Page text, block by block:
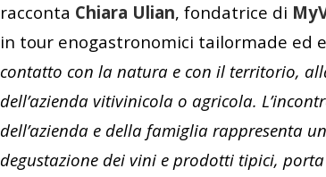
racconta Chiara Ulian, fondatrice di
in tour enogastronomici tailormade ed
contatto con la natura e con il territorio,
dell’azienda vitivinicola o agricola.
dell’azienda e della famiglia rappresenta
degustazione dei vini e prodotti tipici,